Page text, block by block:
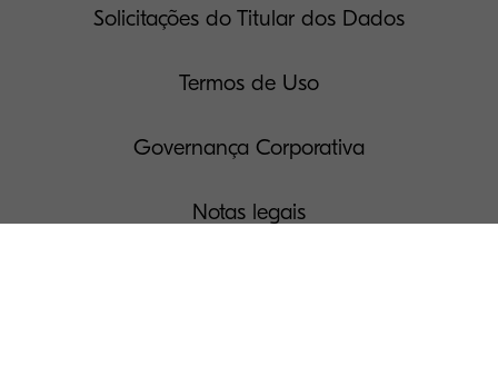
Solicitações do Titular dos Dados
Termos de Uso
Governança Corporativa
Notas legais